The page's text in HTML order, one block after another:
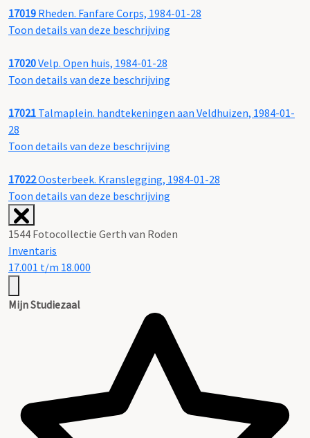
17019 Rheden. Fanfare Corps, 1984-01-28
Toon details van deze beschrijving
17020Velp. Open huis, 1984-01-28
Toon details van deze beschrijving
17021 Talmaplein. handtekeningen aan Veldhuizen, 1984-01-
28
Toon details van deze beschrijving
17022Oosterbeek. Kranslegging, 1984-01-28
Toon details van deze beschrijving
1544 Fotocollectie Gerth van Roden
Inventaris
17.001 t/m 18.000
Mijn Studiezaal